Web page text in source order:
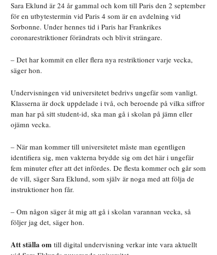
Sara Eklund är 24 år gammal och kom till Paris den 2 september
för en utbytestermin vid Paris 4 som är en avdelning vid
Sorbonne. Under hennes tid i Paris har Frankrikes
coronarestriktioner förändrats och blivit strängare.
–Det har kommit en eller flera nya restriktioner varje vecka,
säger hon.
Undervisningen vid universitetet bedrivs ungefär som vanligt.
Klasserna är dock uppdelade i två, och beroende på vilka siffror
man har på sitt student-id, ska man gå i skolan på jämn eller
ojämn vecka.
– När man kommer till universitetet måste man egentligen
identifiera sig, men vakterna brydde sig om det här i ungefär
fem minuter efter att det infördes. De flesta kommer och går som
de vill, säger Sara Eklund, som själv är noga med att följa de
instruktioner hon får.
– Om någon säger åt mig att gå i skolan varannan vecka, så
följer jag det, säger hon.
Att ställa om till digital undervisning verkar inte vara aktuellt